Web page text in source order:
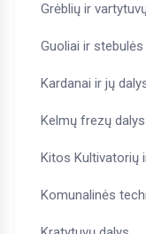
Grėblių ir
Guoliai ir stebulės
Kardanai ir jų
Kelmų frezų dalys
Kitos Kultivatorių
Komunalinės